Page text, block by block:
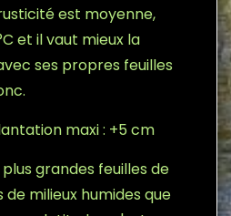
est moyenne,
et il vaut mieux la
ses propres feuilles
maxi : +5 cm
grandes feuilles de
milieux humides que